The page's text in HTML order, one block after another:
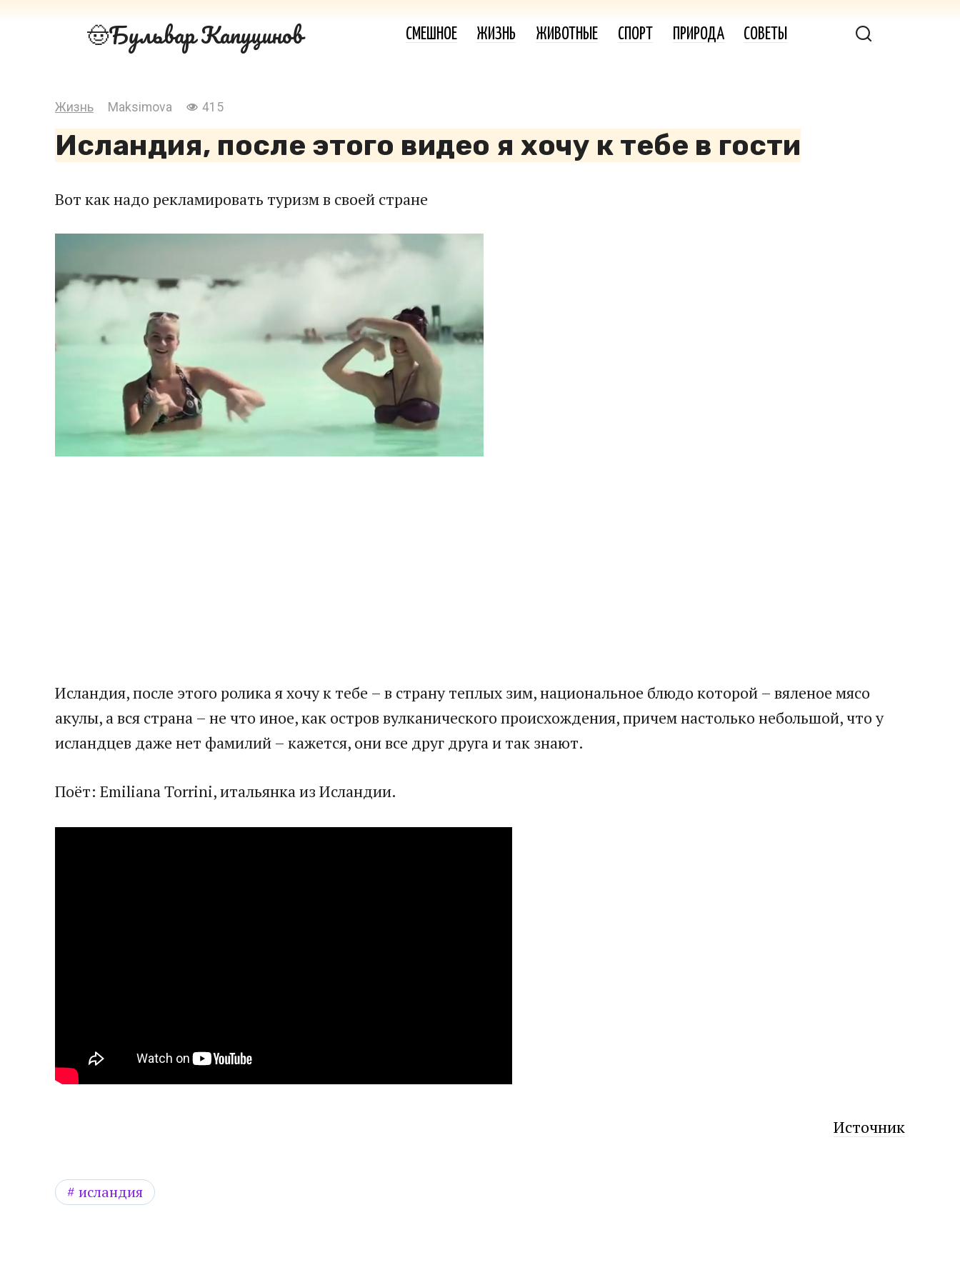
Бульвар Капуцинов СМЕШНОЕ ЖИЗНЬ ЖИВОТНЫЕ СПОРТ ПРИРОДА СОВЕТЫ
Жизнь Maksimova 415
Исландия, после этого видео я хочу к тебе в гости
Вот как надо рекламировать туризм в своей стране
Исландия, после этого ролика я хочу к тебе – в страну теплых зим, национальное блюдо которой – вяленое мясо
акулы, а вся страна – не что иное, как остров вулканического происхождения, причем настолько небольшой, что у
исландцев даже нет фамилий – кажется, они все друг друга и так знают.
Поёт: Emiliana Torrini, итальянка из Исландии.
Источник
исландия